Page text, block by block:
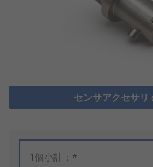
センサアクセサリ
1個小計：*